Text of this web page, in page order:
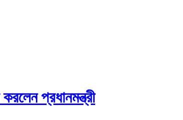
প্রধানমন্ত্রী